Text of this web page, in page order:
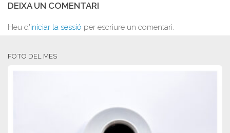
DEIXA UN COMENTARI
Heu d'iniciar la sessió per escriure un comentari.
FOTO DEL MES